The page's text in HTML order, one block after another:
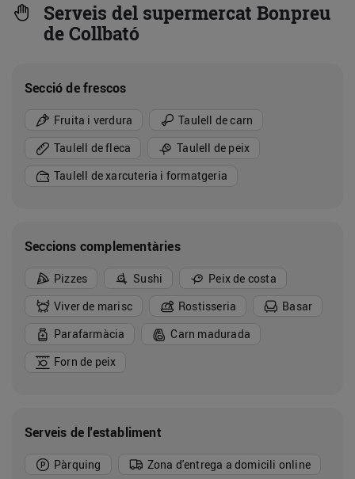
Serveis del supermercat Bonpreu
de Collbató
Secció de frescos
Fruita i verdura
Taulell de carn
Taulell de fleca
Taulell de peix
Taulell de xarcuteria i formatgeria
Seccions complementàries
Pizzes Sushi
Peix de costa
Viver de marisc
Rostisseria
Basar
Parafarmàcia
Carn madurada
Forn de peix
Serveis de l'establiment
Pàrquing Zona d'entrega a domicili online